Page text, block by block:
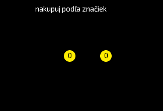
nakupuj podľa značiek
Košík 0
(prázdny)
Porovnanie
0